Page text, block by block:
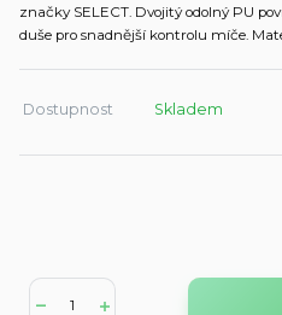
značky SELECT. Dvojitý odolný PU
duše pro snadnější kontrolu míče.
Dostupnost Skladem